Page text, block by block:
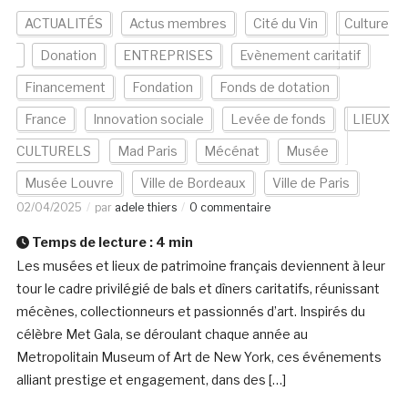
ACTUALITÉS Actus membres Cité du Vin Culture
Donation ENTREPRISES Evènement caritatif
Financement Fondation Fonds de dotation
France Innovation sociale Levée de fonds LIEUX
CULTURELS Mad Paris Mécénat Musée
Musée Louvre Ville de Bordeaux Ville de Paris
02/04/2025 par adele thiers 0 commentaire
Temps de lecture : 4 min
Les musées et lieux de patrimoine français deviennent à leur
tour le cadre privilégié de bals et dîners caritatifs, réunissant
mécènes, collectionneurs et passionnés d’art. Inspirés du
célèbre Met Gala, se déroulant chaque année au
Metropolitain Museum of Art de New York, ces événements
alliant prestige et engagement, dans des […]